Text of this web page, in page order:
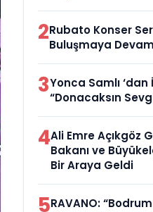
2Rubato Konser
Buluşmaya
3Yonca Samlı
“Donacaksın
4Ali Emre Açıkgöz
Bakanı ve
Bir Araya Geldi
5RAVANO: